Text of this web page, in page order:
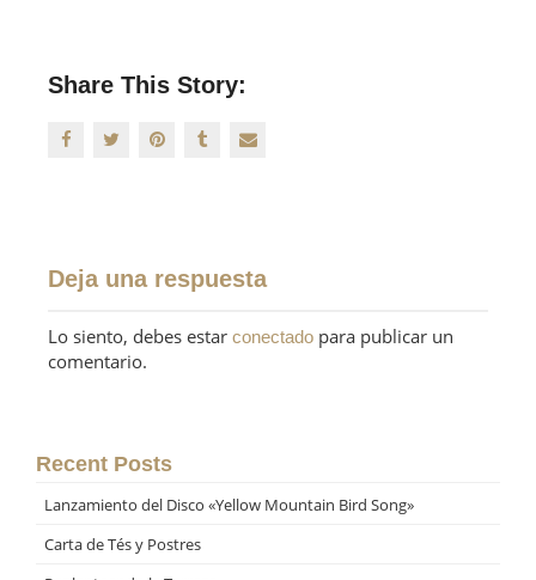
Share This Story:
Deja una respuesta
Lo siento, debes estar conectado para publicar un
comentario.
Recent Posts
Lanzamiento del Disco «Yellow Mountain Bird Song»
Carta de Tés y Postres